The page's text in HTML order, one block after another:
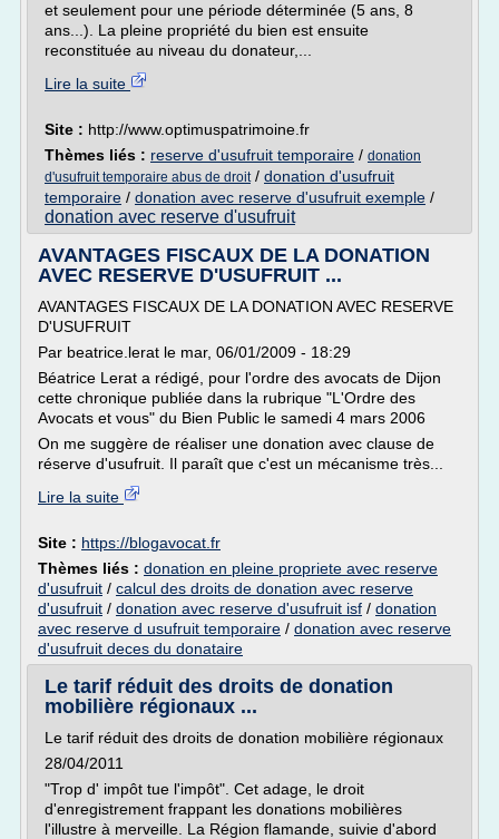
et seulement pour une période déterminée (5 ans, 8
ans...). La pleine propriété du bien est ensuite
reconstituée au niveau du donateur,...
Lire la suite
Site : http://www.optimuspatrimoine.fr
Thèmes liés : reserve d'usufruit temporaire / donation
d'usufruit temporaire abus de droit/ donation d'usufruit
temporaire / donation avec reserve d'usufruit exemple /
donation avec reserve d'usufruit
AVANTAGES FISCAUX DE LA DONATION
AVEC RESERVE D'USUFRUIT ...
AVANTAGES FISCAUX DE LA DONATION AVEC RESERVE
D'USUFRUIT
Par beatrice.lerat le mar, 06/01/2009 - 18:29
Béatrice Lerat a rédigé, pour l'ordre des avocats de Dijon
cette chronique publiée dans la rubrique "L'Ordre des
Avocats et vous" du Bien Public le samedi 4 mars 2006
On me suggère de réaliser une donation avec clause de
réserve d'usufruit. Il paraît que c'est un mécanisme très...
Lire la suite
Site : https://blogavocat.fr
Thèmes liés : donation en pleine propriete avec reserve
d'usufruit / calcul des droits de donation avec reserve
d'usufruit / donation avec reserve d'usufruit isf / donation
avec reserve d usufruit temporaire / donation avec reserve
d'usufruit deces du donataire
Le tarif réduit des droits de donation
mobilière régionaux ...
Le tarif réduit des droits de donation mobilière régionaux
28/04/2011
"Trop d' impôt tue l'impôt". Cet adage, le droit
d'enregistrement frappant les donations mobilières
l'illustre à merveille. La Région flamande, suivie d'abord